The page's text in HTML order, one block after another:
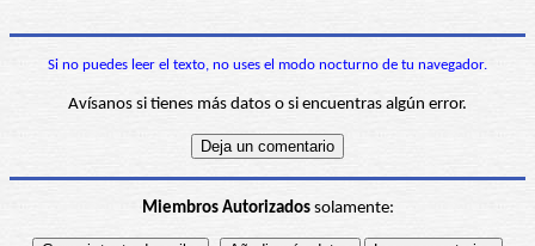
Si no puedes leer el texto, no uses el modo nocturno de tu navegador.
Avísanos si tienes más datos o si encuentras algún error.
Miembros Autorizadossolamente: